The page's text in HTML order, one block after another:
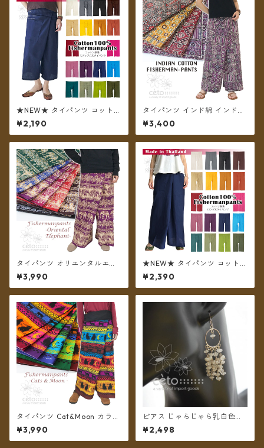
★NEW★ タイパンツ コットン
無地 ポケット付き ミディアム
丈 ショート ハーフ 【メール便
送料無料】
¥2,190
タイパンツ インド綿 インド更
紗 no.5 アジアンパッチワーク
風プリント 4カラー ロング丈
【メール便送料無料】
¥3,400
タイパンツ オリエンタルエレ
ファント 7カラー B リゾパン
ロング丈【メール便送料無
料】
¥3,990
★NEW★ タイパンツ コットン
無地 ポケット付き ロング丈
【メール便送料無料】
¥2,390
タイパンツ Cat&Moon カラフ
ルボーダー 6カラー リゾパン
ロング丈【メール便送料無
料】
¥3,990
ピアス じゃらじゃら乳白色ス
トーン 【メール便送料無料】
¥2,498